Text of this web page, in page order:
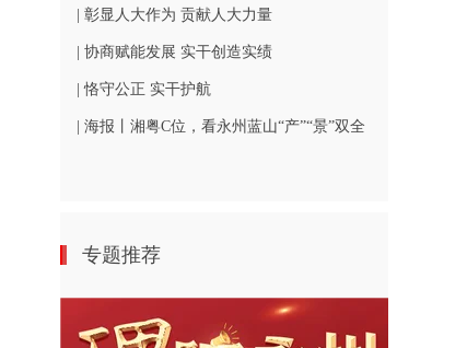
| 彰显人大作为 贡献人大力量
| 协商赋能发展 实干创造实绩
| 恪守公正 实干护航
| 海报丨湘粤C位，看永州蓝山“产”“景”双全
专题推荐